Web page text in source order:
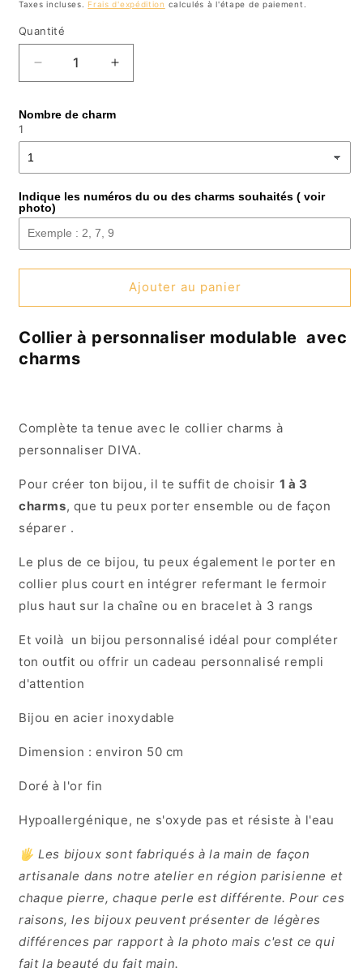
Taxes incluses. Frais d'expédition calculés à l'étape de paiement.
Quantité
Réduire
la
de
Collier
personnalisés
-
DIVA
Augmenter
la
de
Collier
personnalisés
DIVA
Nombre de charm
1
Indique les numéros du ou des charms souhaités ( voir
photo)
Ajouter au panier
Collier à personnaliser modulable avec
charms
Complète ta tenue avec le collier charms à
personnaliser DIVA.
Pour créer ton bijou, il te suffit de choisir 1 à 3
charms, que tu peux porter ensemble ou de façon
séparer .
Le plus de ce bijou, tu peux également le porter en
collier plus court en intégrer refermant le fermoir
plus haut sur la chaîne ou en bracelet à 3 rangs
Et voilà un bijou personnalisé idéal pour compléter
ton outfit ou offrir un cadeau personnalisé rempli
d'attention
Bijou en acier inoxydable
Dimension : environ 50 cm
Doré à l'or fin
Hypoallergénique, ne s'oxyde pas et résiste à l'eau
🖐️ Les bijoux sont fabriqués à la main de façon
artisanale dans notre atelier en région parisienne et
chaque pierre, chaque perle est différente. Pour ces
raisons, les bijoux peuvent présenter de légères
différences par rapport à la photo mais c'est ce qui
fait la beauté du fait main.